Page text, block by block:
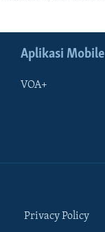
Aplikasi Mobile
VOA+
Privacy Policy